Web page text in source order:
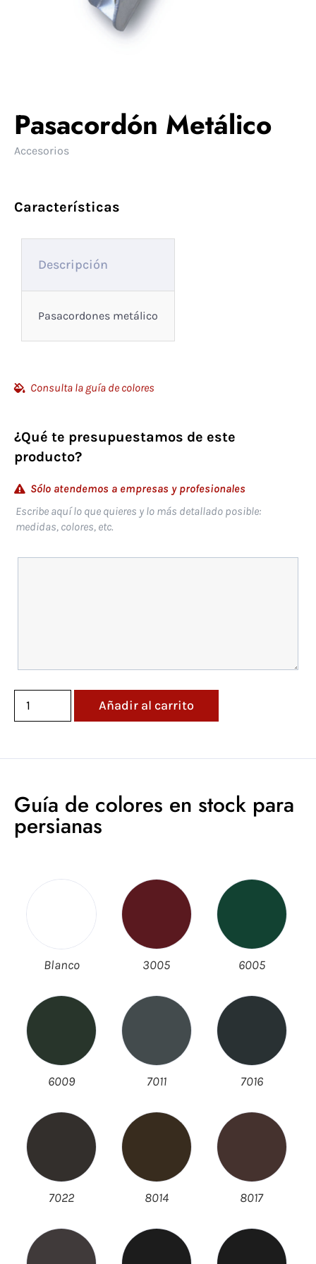
Pasacordón Metálico
Accesorios
Características
Descripción
Pasacordones metálico
Consulta la guía de colores
¿Qué te presupuestamos de este
producto?
Sólo atendemos a empresas y profesionales
Escribe aquí lo que quieres y lo más detallado posible:
medidas, colores, etc.
Añadir al carrito
Guía de colores en stock para
persianas
Blanco 3005 6005
6009 7011 7016
7022 8014 8017